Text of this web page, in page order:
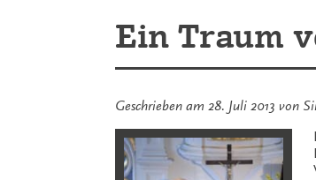
–
wir
melden
zurück!
Ein Traum
Geschrieben am 28. Juli 2013 von